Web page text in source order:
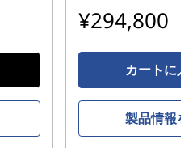
¥294,800
カートに
製品情報